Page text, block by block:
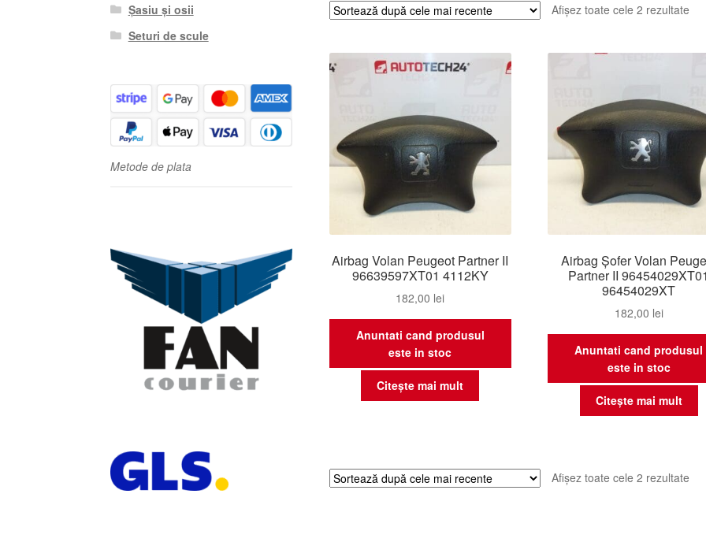
Afișez toate cele 2 rezultate
Airbag Volan Peugeot Partner II
96639597XT01 4112KY
182,00 lei
Anuntati cand produsul
este in stoc
Citește mai mult
Airbag Șofer Volan
Partner II
96454029XT
182,00 lei
Anuntati cand produsul
este in stoc
Citește mai mult
Afișez toate cele 2 rezultate
Șasiu și osii
Seturi de scule
Metode de plata